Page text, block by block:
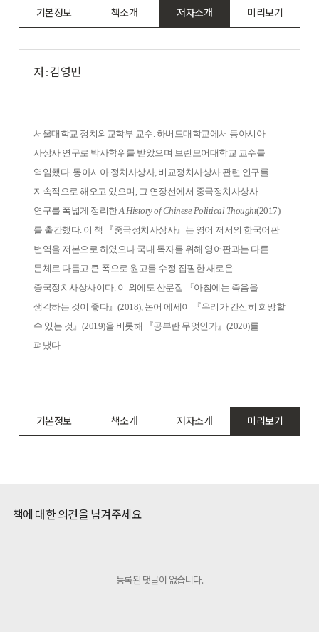
기본정보 책소개 저자소개 미리보기
저 : 김영민
서울대학교 정치외교학부 교수. 하버드대학교에서 동아시아
사상사 연구로 박사학위를 받았으며 브린모어대학교 교수를
역임했다. 동아시아 정치사상사, 비교정치사상사 관련 연구를
지속적으로 해오고 있으며, 그 연장선에서 중국정치사상사
연구를 폭넓게 정리한A History of Chinese Political Thought(2017)
를 출간했다. 이 책
『중국정치사상사』 는 영어 저서의 한국어판
번역을 저본으로 하였으나 국내 독자를 위해 영어판과는 다른
문체로 다듬고 큰 폭으로 원고를 수정 집필한 새로운
중국정치사상사이다. 이 외에도 산문집
『아침에는 죽음을
생각하는 것이 좋다』 (2018), 논어 에세이 『우리가 간신히 희망할
수 있는 것 』 (2019)을 비롯해 『공부란 무엇인가』 (2020)를
펴냈다.
기본정보 책소개 저자소개 미리보기
책에 대한 의견을 남겨주세요
등록된 댓글이 없습니다.